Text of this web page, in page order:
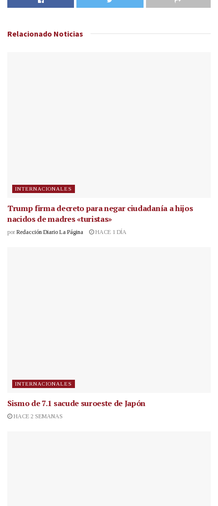
Relacionado Noticias
INTERNACIONALES
Trump firma decreto para negar ciudadanía a hijos
nacidos de madres «turistas»
por Redacción Diario La Página HACE 1 DÍA
INTERNACIONALES
Sismo de 7.1 sacude suroeste de Japón
HACE 2 SEMANAS